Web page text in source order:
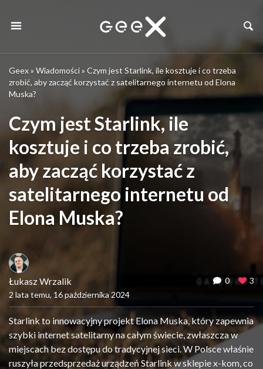
Geex» Wiadomości» Czym jest Starlink, ile kosztuje i co trzeba
zrobić, aby zacząć korzystać z satelitarnego internetu od Elona
Muska?
Czym jest Starlink, ile
kosztuje i co trzeba zrobić,
aby zacząć korzystać z
satelitarnego internetu od
Elona Muska?
Łukasz Wrzalik
2 lata temu, 16 października 2024
0 3
Starlink to innowacyjny projekt Elona Muska, który zapewnia
szybki internet satelitarny na całym świecie, zwłaszcza w
miejscach bez dostępu do tradycyjnej sieci. W Polsce właśnie
ruszyła przedsprzedaż urządzeń Starlink w sklepie x-kom, co